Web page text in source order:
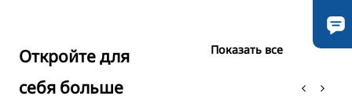
Откройте для
себя больше
Показать все